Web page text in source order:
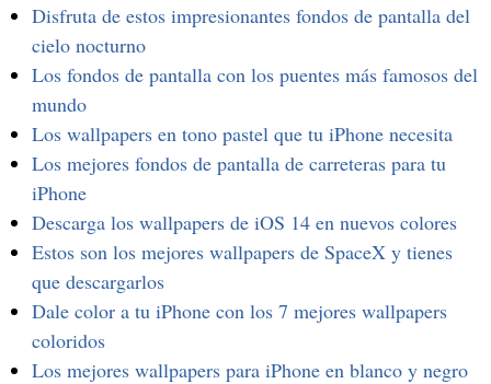
Disfruta de estos impresionantes fondos de pantalla del
cielo nocturno
Los fondos de pantalla con los puentes más famosos del
mundo
Los wallpapers en tono pastel que tu iPhone necesita
Los mejores fondos de pantalla de carreteras para tu
iPhone
Descarga los wallpapers de iOS 14 en nuevos colores
Estos son los mejores wallpapers de SpaceX y tienes
que descargarlos
Dale color a tu iPhone con los 7 mejores wallpapers
coloridos
Los mejores wallpapers para iPhone en blanco y negro